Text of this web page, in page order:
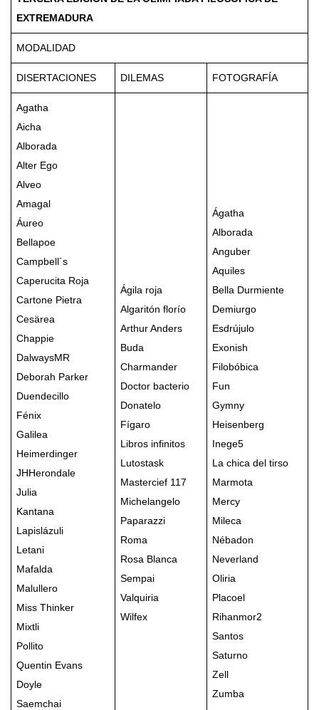
EXTREMADURA
MODALIDAD
DISERTACIONES DILEMAS FOTOGRAFÍA
Agatha
Aicha
Alborada
Alter Ego
Alveo
Amagal
Áureo
Bellapoe
Campbell´s
Caperucita Roja
Cartone Pietra
Cesärea
Chappie
DalwaysMR
Deborah Parker
Duendecillo
Fénix
Galilea
Heimerdinger
JHHerondale
Julia
Kantana
Lapislázuli
Letani
Mafalda
Malullero
Miss Thinker
Mixtli
Pollito
Quentin Evans
Doyle
Saemchai
Ágila roja
Algaritón florío
Arthur Anders
Buda
Charmander
Doctor bacterio
Donatelo
Fígaro
Libros infinitos
Lutostask
Mastercief 117
Michelangelo
Paparazzi
Roma
Rosa Blanca
Sempai
Valquiria
Wilfex
Ágatha
Alborada
Anguber
Aquiles
Bella Durmiente
Demiurgo
Esdrújulo
Exonish
Filobóbica
Fun
Gymny
Heisenberg
Inege5
La chica del tirso
Marmota
Mercy
Mileca
Nébadon
Neverland
Oliria
Placoel
Rihanmor2
Santos
Saturno
Zell
Zumba